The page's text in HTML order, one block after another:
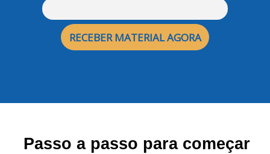
RECEBER MATERIAL AGORA
Passo a passo para começar